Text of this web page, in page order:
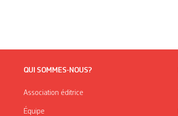
QUI SOMMES-NOUS?
Association éditrice
Équipe